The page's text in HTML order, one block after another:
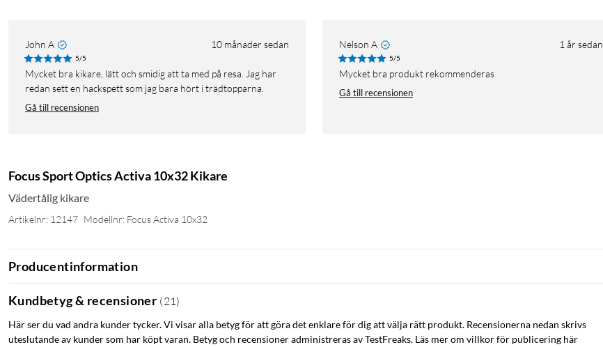
John A 10 månader sedan
5/5
Mycket bra kikare, lätt och smidig att ta med på resa. Jag har
redan sett en hackspett som jag bara hört i trädtopparna.
Gå till recensionen
Nelson A 1 år sedan
5/5
Mycket bra produkt rekommenderas
Gå till recensionen
Focus Sport Optics Activa 10x32 Kikare
Vädertålig kikare
Artikelnr: 12147 Modellnr: Focus Activa 10x32
Producentinformation
Kundbetyg & recensioner (21 )
Här ser du vad andra kunder tycker. Vi visar alla betyg för att göra det enklare för dig att välja rätt produkt. Recensionerna nedan skrivs
uteslutande av kunder som har köpt varan. Betyg och recensioner administreras av TestFreaks. Läs mer om villkor för publicering här